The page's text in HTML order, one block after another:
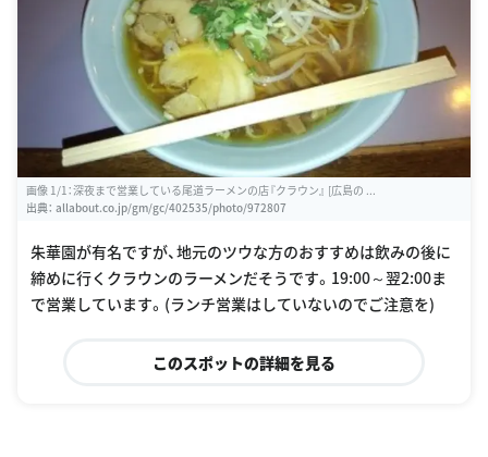
画像 1/1：深夜まで営業している尾道ラーメンの店『クラウン』 [広島の ...
出典： allabout.co.jp/gm/gc/402535/photo/972807
朱華園が有名ですが、地元のツウな方のおすすめは飲みの後に
締めに行くクラウンのラーメンだそうです。19:00～翌2:00ま
で営業しています。(ランチ営業はしていないのでご注意を)
このスポットの詳細を見る